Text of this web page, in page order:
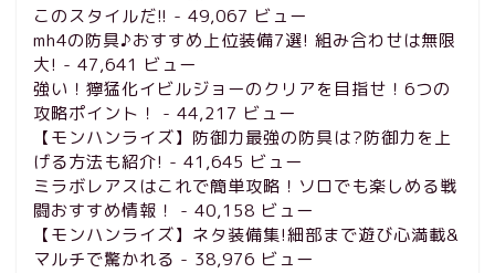
このスタイルだ!! - 49,067 ビュー
mh4の防具♪おすすめ上位装備7選! 組み合わせは無限
大! - 47,641 ビュー
強い！獰猛化イビルジョーのクリアを目指せ！6つの
攻略ポイント！
- 44,217 ビュー
【モンハンライズ】防御力最強の防具は?防御力を上
げる方法も紹介! - 41,645 ビュー
ミラボレアスはこれで簡単攻略！ソロでも楽しめる戦
闘おすすめ情報！
- 40,158 ビュー
【モンハンライズ】ネタ装備集!細部まで遊び心満載&
マルチで驚かれる - 38,976 ビュー